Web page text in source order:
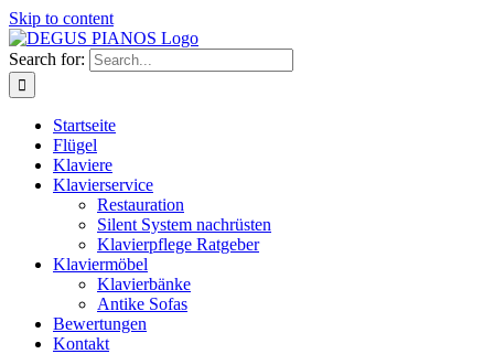
Skip to content
Search for:
Startseite
Flügel
Klaviere
Klavierservice
Restauration
Silent System nachrüsten
Klavierpflege Ratgeber
Klaviermöbel
Klavierbänke
Antike Sofas
Bewertungen
Kontakt